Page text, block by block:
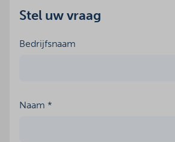
Stel uw vraag
Bedrijfsnaam
Naam *